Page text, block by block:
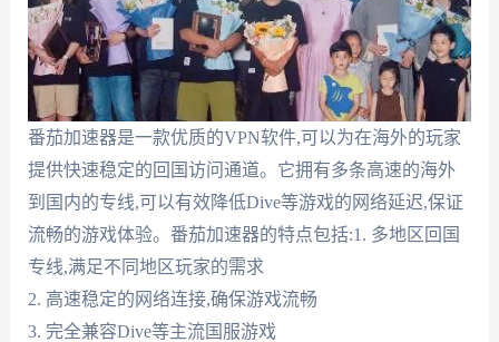
番茄加速器是一款优质的VPN软件,可以为在海外的玩家
提供快速稳定的回国访问通道。它拥有多条高速的海外
到国内的专线,可以有效降低Dive等游戏的网络延迟,保证
流畅的游戏体验。番茄加速器的特点包括:1. 多地区回国
专线,满足不同地区玩家的需求
2. 高速稳定的网络连接,确保游戏流畅
3. 完全兼容Dive等主流国服游戏